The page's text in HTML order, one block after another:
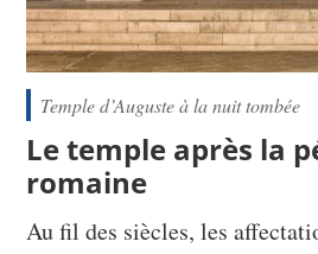
Temple d’Auguste à la nuit tombée
Le temple après la
romaine
Au fil des siècles, les